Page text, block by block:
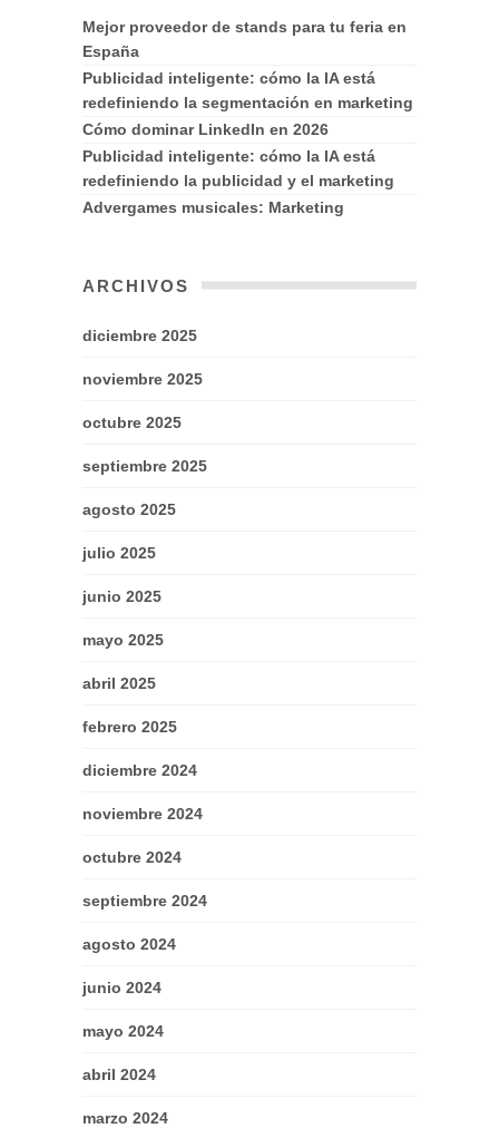
Mejor proveedor de stands para tu feria en
España
Publicidad inteligente: cómo la IA está
redefiniendo la segmentación en marketing
Cómo dominar LinkedIn en 2026
Publicidad inteligente: cómo la IA está
redefiniendo la publicidad y el marketing
Advergames musicales: Marketing
ARCHIVOS
diciembre 2025
noviembre 2025
octubre 2025
septiembre 2025
agosto 2025
julio 2025
junio 2025
mayo 2025
abril 2025
febrero 2025
diciembre 2024
noviembre 2024
octubre 2024
septiembre 2024
agosto 2024
junio 2024
mayo 2024
abril 2024
marzo 2024